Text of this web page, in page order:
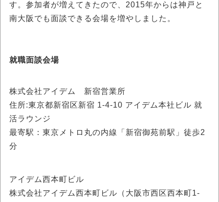
す。参加者が増えてきたので、2015年からは神戸と
南大阪でも面談できる会場を増やしました。
就職面談会場
株式会社アイデム 新宿営業所
住所:東京都新宿区新宿 1-4-10 アイデム本社ビル 就
活ラウンジ
最寄駅：東京メトロ丸の内線「新宿御苑前駅」徒歩2
分
アイデム西本町ビル
株式会社アイデム西本町ビル（大阪市西区西本町1-